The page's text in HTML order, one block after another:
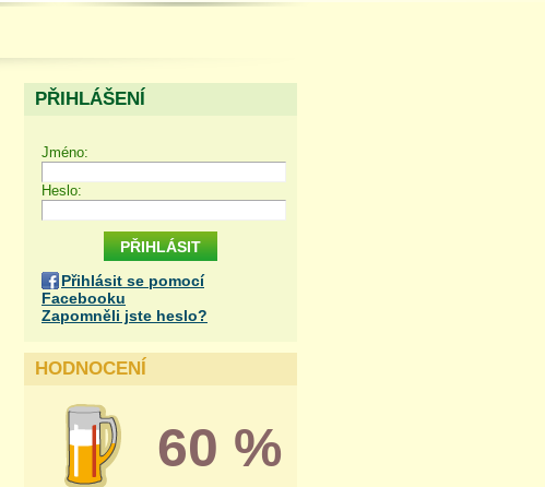
PŘIHLÁŠENÍ
Jméno:
Heslo:
Přihlásit se pomocí
Facebooku
Zapomněli jste heslo?
HODNOCENÍ
60 %